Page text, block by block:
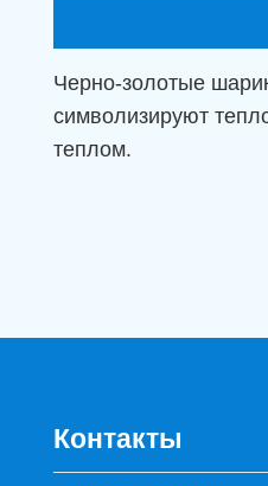
Черно-золотые
символизируют
теплом.
Контакты